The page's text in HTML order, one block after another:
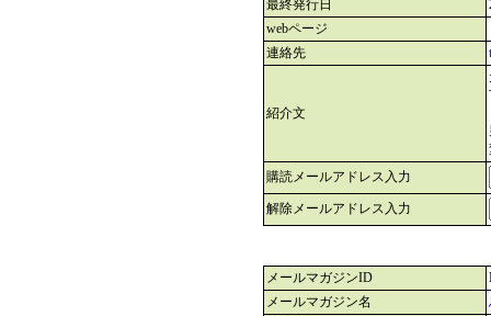
最終発行日
webページ
連絡先
紹介文
購読メールアドレス入力
解除メールアドレス入力
メールマガジンID
メールマガジン名